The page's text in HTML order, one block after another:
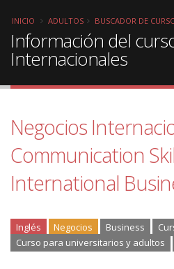
INICIO ADULTOS BUSCADOR DE
Información del
Internacionales
Negocios
Communication
International
Inglés Negocios Business
Curso para universitarios y adultos